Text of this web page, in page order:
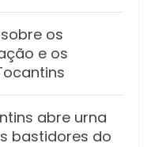
os
e os
abre urna
bastidores do